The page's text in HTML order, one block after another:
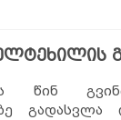
წინ
გადასვლა